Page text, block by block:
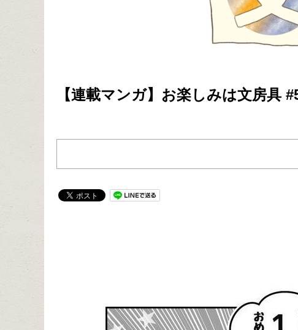
【連載マンガ】お楽しみは文房具